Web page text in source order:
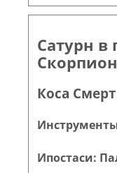
Сатурн в
Коса
Ипостаси: